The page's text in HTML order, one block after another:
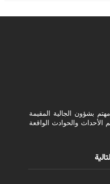
بشؤون الجالية المقيمة
والحوادث الواقعة